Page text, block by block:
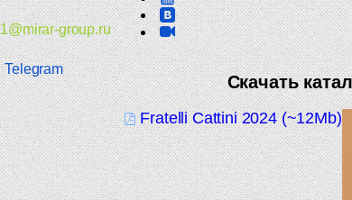
Скачать
Fratelli Cattini 2024 (~12Mb)
1@mirar-group.ru
Telegram